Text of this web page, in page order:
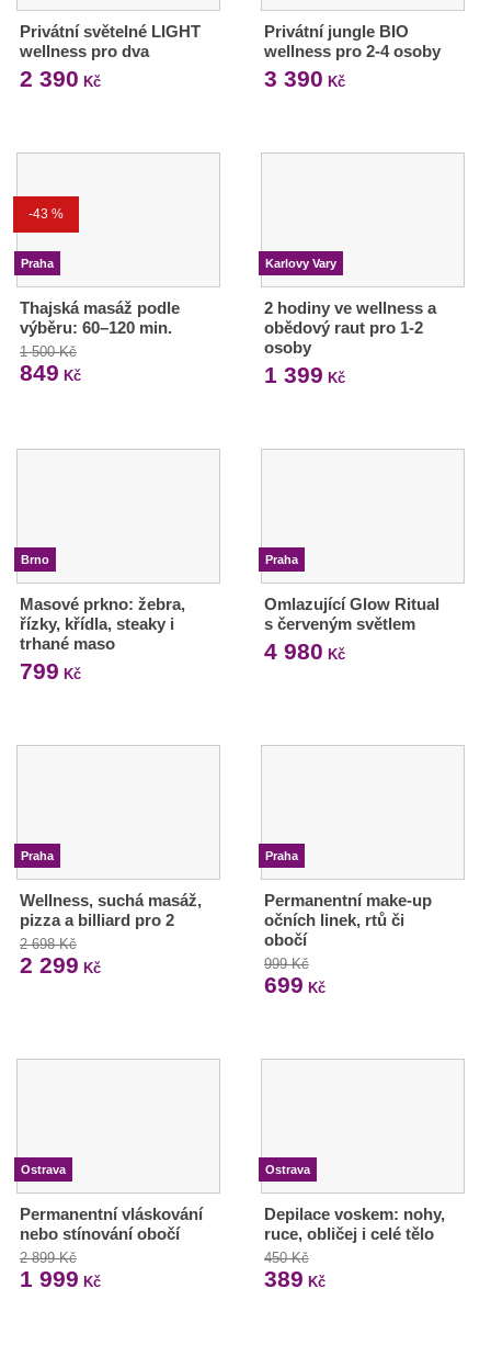
Privátní světelné LIGHT
wellness pro dva
2 390 Kč
Privátní jungle BIO
wellness pro 2-4 osoby
3 390 Kč
-43 %
Praha
Thajská masáž podle
výběru: 60–120 min.
1 500 Kč
849 Kč
Karlovy Vary
2 hodiny ve wellness a
obědový raut pro 1-2
osoby
1 399 Kč
Brno
Masové prkno: žebra,
řízky, křídla, steaky i
trhané maso
799 Kč
Praha
Omlazující Glow Ritual
s červeným světlem
4 980 Kč
Praha
Wellness, suchá masáž,
pizza a billiard pro 2
2 698 Kč
2 299 Kč
Praha
Permanentní make-up
očních linek, rtů či
obočí
999 Kč
699 Kč
Ostrava
Permanentní vláskování
nebo stínování obočí
2 899 Kč
1 999 Kč
Ostrava
Depilace voskem: nohy,
ruce, obličej i celé tělo
450 Kč
389 Kč